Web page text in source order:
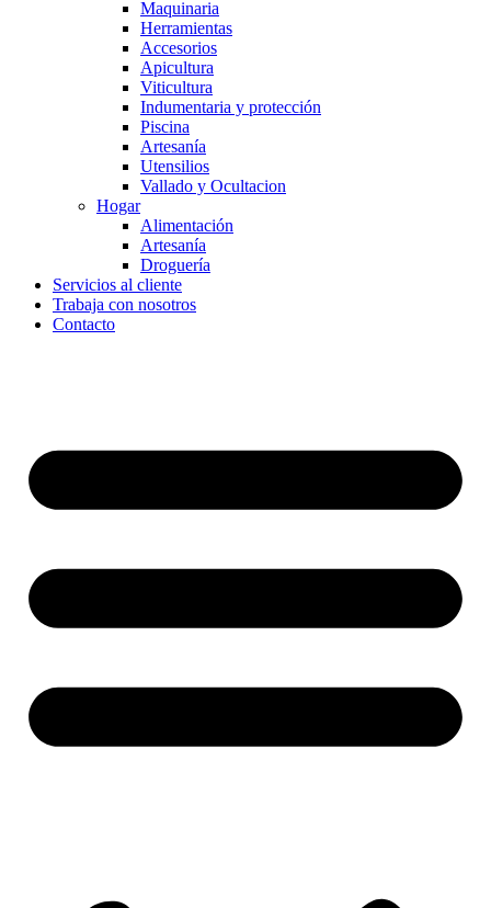
Maquinaria
Herramientas
Accesorios
Apicultura
Viticultura
Indumentaria y protección
Piscina
Artesanía
Utensilios
Vallado y Ocultacion
Hogar
Alimentación
Artesanía
Droguería
Servicios al cliente
Trabaja con nosotros
Contacto